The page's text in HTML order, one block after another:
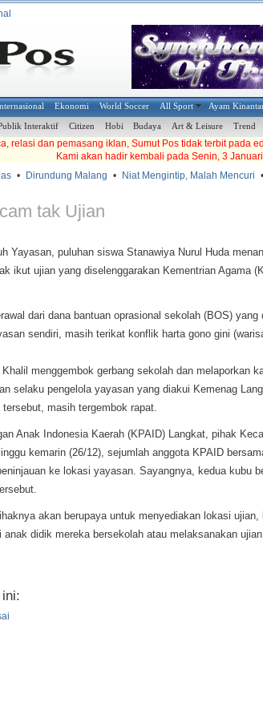
Ekonomi World Soccer All Sport Ayam
Interaktif Citizen Hobi Budaya Art & Leisure Trend
relasi dan pemasang iklan, Sumut Pos tidak terbit pada
Kami akan hadir kembali pada Senin, 3
• Dirundung Malang • Niat Mengintip, Malah Mencuri •
tak Ujian
Yayasan, puluhan siswa Stanawiya Nurul Huda
ikut ujian yang diselenggarakan Kementrian Agama
dari dana bantuan oprasional sekolah (BOS) yang
sendiri, masih terikat konflik harta gono gini
menggembok gerbang sekolah dan melaporkan
selaku pengelola yayasan yang diakui Kemenag
masih tergembok rapat.
Anak Indonesia Kaerah (KPAID) Langkat, pihak
kemarin (26/12), sejumlah anggota KPAID
ke lokasi yayasan. Sayangnya, kedua kubu
akan berupaya untuk menyediakan lokasi ujian,
didik mereka bersekolah atau melaksanakan